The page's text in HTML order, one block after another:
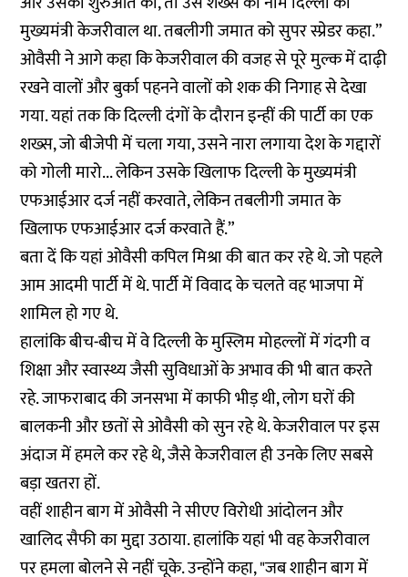
मुख्यमंत्री केजरीवाल था. तबलीगी जमात को सुपर स्प्रेडर कहा.”
ओवैसी ने आगे कहा कि केजरीवाल की वजह से पूरे मुल्क में दाढ़ी
रखने वालों और बुर्का पहनने वालों को शक की निगाह से देखा
गया. यहां तक कि दिल्ली दंगों के दौरान इन्हीं की पार्टी का एक
शख्स, जो बीजेपी में चला गया, उसने नारा लगाया देश के गद्दारों
को गोली मारो... लेकिन उसके खिलाफ दिल्ली के मुख्यमंत्री
एफआईआर दर्ज नहीं करवाते, लेकिन तबलीगी जमात के
खिलाफ एफआईआर दर्ज करवाते हैं.”
बता दें कि यहां ओवैसी कपिल मिश्रा की बात कर रहे थे. जो पहले
आम आदमी पार्टी में थे. पार्टी में विवाद के चलते वह भाजपा में
शामिल हो गए थे.
हालांकि बीच-बीच में वे दिल्ली के मुस्लिम मोहल्लों में गंदगी व
शिक्षा और स्वास्थ्य जैसी सुविधाओं के अभाव की भी बात करते
रहे. जाफराबाद की जनसभा में काफी भीड़ थी, लोग घरों की
बालकनी और छतों से ओवैसी को सुन रहे थे. केजरीवाल पर इस
अंदाज में हमले कर रहे थे, जैसे केजरीवाल ही उनके लिए सबसे
बड़ा खतरा हों.
वहीं शाहीन बाग में ओवैसी ने सीएए विरोधी आंदोलन और
खालिद सैफी का मुद्दा उठाया. हालांकि यहां भी वह केजरीवाल
पर हमला बोलने से नहीं चूके. उन्होंने कहा, "जब शाहीन बाग में